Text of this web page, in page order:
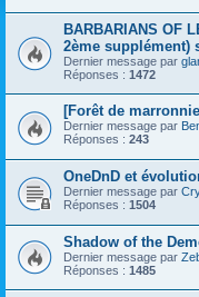
BARBARIANS OF
2ème supplément)
Dernier message par
Réponses : 1472
[Forêt de
Dernier message par
Réponses : 243
OneDnD et
Dernier message par
Réponses : 1504
Shadow of the
Dernier message par
Réponses : 1485